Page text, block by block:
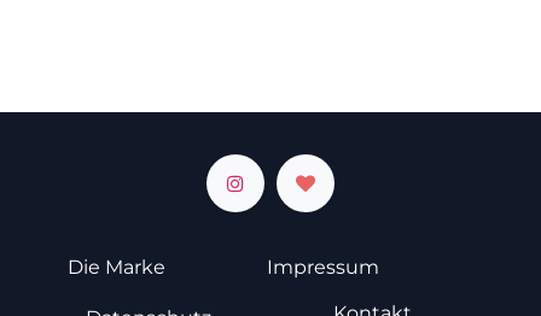
Die Marke Impressum